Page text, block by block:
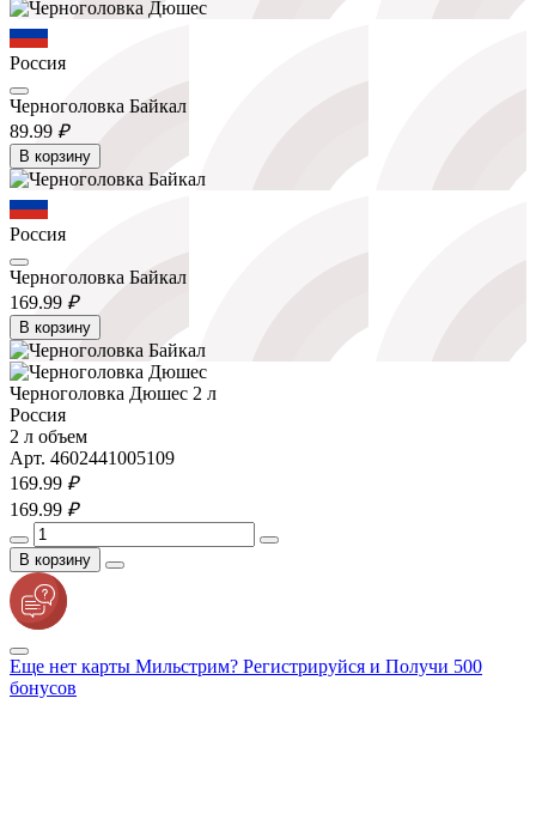
Россия
Черноголовка Байкал
89.99 ₽
В корзину
Россия
Черноголовка Байкал
169.99 ₽
В корзину
Черноголовка Дюшес 2 л
Россия
2 л объем
Арт. 4602441005109
169.99 ₽
169.99 ₽
В корзину
Еще нет карты Мильстрим? Регистрируйся и Получи 500
бонусов